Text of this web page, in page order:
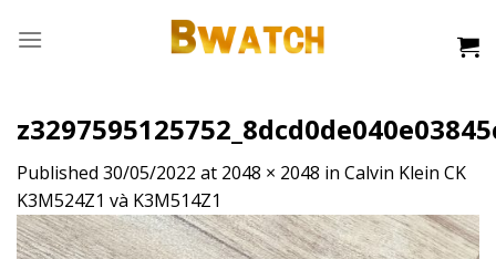
Published 30/05/2022 at 2048 × 2048 in Calvin Klein CK
K3M524Z1 và K3M514Z1